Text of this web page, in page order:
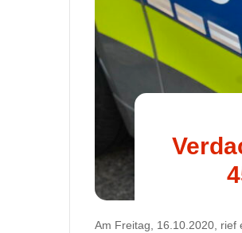
Am Freitag, 16.10.2020, rief